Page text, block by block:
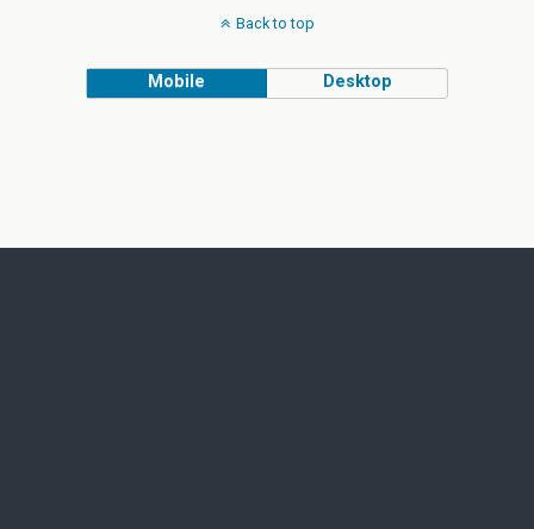
Back to top
Mobile Desktop